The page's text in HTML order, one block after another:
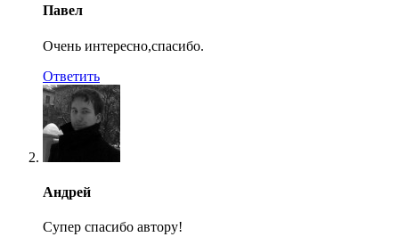
Павел
Очень интересно,спасибо.
Ответить
Андрей
Супер спасибо автору!